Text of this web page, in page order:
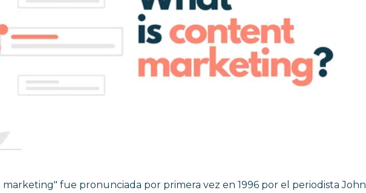
marketing" fue pronunciada por primera vez en 1996 por el periodista John